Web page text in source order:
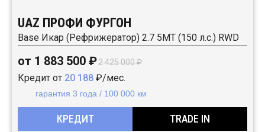
UAZ ПРОФИ ФУРГОН
Base Икар (Рефрижератор) 2.7 5MT (150 л.с.) RWD
от 1 883 500 ₽2 425 000 ₽
Кредит от 20 188 ₽/мес.
гарантия 3 года / 100 000 км
КРЕДИТ TRADE IN